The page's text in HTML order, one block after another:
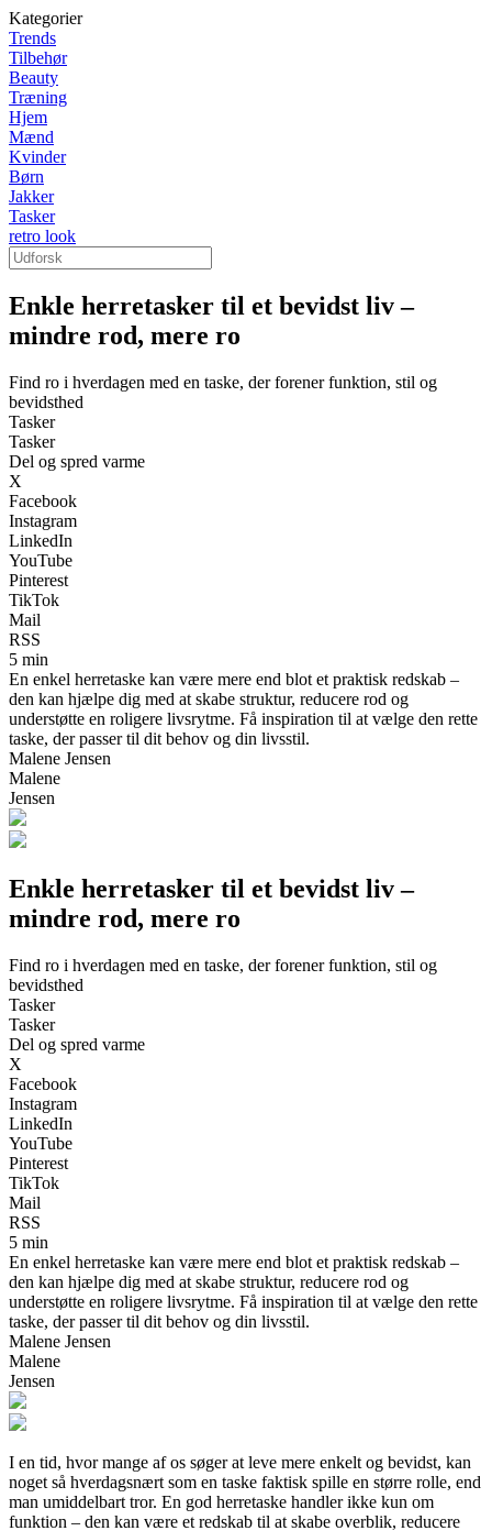
Kategorier
Trends
Tilbehør
Beauty
Træning
Hjem
Mænd
Kvinder
Børn
Jakker
Tasker
retro look
Enkle herretasker til et bevidst liv –
mindre rod, mere ro
Find ro i hverdagen med en taske, der forener funktion, stil og
bevidsthed
Tasker
Tasker
Del og spred varme
X
Facebook
Instagram
LinkedIn
YouTube
Pinterest
TikTok
Mail
RSS
5 min
En enkel herretaske kan være mere end blot et praktisk redskab –
den kan hjælpe dig med at skabe struktur, reducere rod og
understøtte en roligere livsrytme. Få inspiration til at vælge den rette
taske, der passer til dit behov og din livsstil.
Malene Jensen
Malene
Jensen
Enkle herretasker til et bevidst liv –
mindre rod, mere ro
Find ro i hverdagen med en taske, der forener funktion, stil og
bevidsthed
Tasker
Tasker
Del og spred varme
X
Facebook
Instagram
LinkedIn
YouTube
Pinterest
TikTok
Mail
RSS
5 min
En enkel herretaske kan være mere end blot et praktisk redskab –
den kan hjælpe dig med at skabe struktur, reducere rod og
understøtte en roligere livsrytme. Få inspiration til at vælge den rette
taske, der passer til dit behov og din livsstil.
Malene Jensen
Malene
Jensen
I en tid, hvor mange af os søger at leve mere enkelt og bevidst, kan
noget så hverdagsnært som en taske faktisk spille en større rolle, end
man umiddelbart tror. En god herretaske handler ikke kun om
funktion – den kan være et redskab til at skabe overblik, reducere